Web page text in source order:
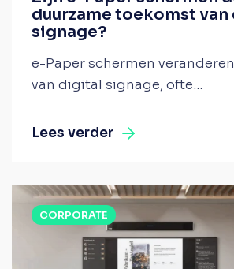
duurzame toekomst
signage?
e-Paper schermen
van digital signage, ofte...
Lees verder
CORPORATE